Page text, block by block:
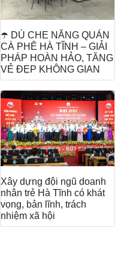
☂️ DÙ CHE NẮNG QUÁN
CÀ PHÊ HÀ TĨNH – GIẢI
PHÁP HOÀN HẢO, TĂNG
VẺ ĐẸP KHÔNG GIAN
Xây dựng đội ngũ doanh
nhân trẻ Hà Tĩnh có khát
vọng, bản lĩnh, trách
nhiệm xã hội